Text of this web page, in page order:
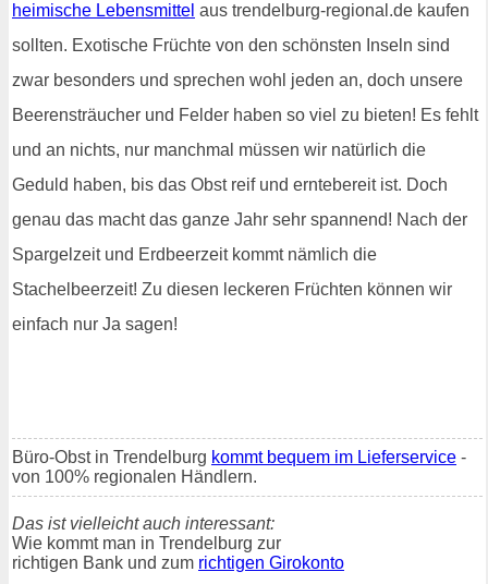
heimische Lebensmittel aus trendelburg-regional.de kaufen
sollten. Exotische Früchte von den schönsten Inseln sind
zwar besonders und sprechen wohl jeden an, doch unsere
Beerensträucher und Felder haben so viel zu bieten! Es fehlt
und an nichts, nur manchmal müssen wir natürlich die
Geduld haben, bis das Obst reif und erntebereit ist. Doch
genau das macht das ganze Jahr sehr spannend! Nach der
Spargelzeit und Erdbeerzeit kommt nämlich die
Stachelbeerzeit! Zu diesen leckeren Früchten können wir
einfach nur Ja sagen!
Büro-Obst in Trendelburg kommt bequem im Lieferservice -
von 100% regionalen Händlern.
Das ist vielleicht auch interessant:
Wie kommt man in Trendelburg zur
richtigen Bank und zum richtigen Girokonto